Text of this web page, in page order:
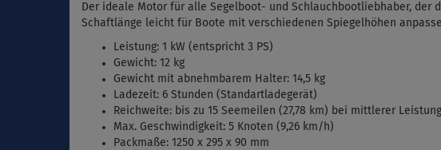
Der ideale Motor für alle Segelboot- und Schlauchbootliebhaber,
Schaftlänge leicht für Boote mit verschiedenen Spiegelhöhen
Leistung: 1 kW (entspricht 3 PS)
Gewicht: 12 kg
Gewicht mit abnehmbarem Halter: 14,5 kg
Ladezeit: 6 Stunden (Standartladegerät)
Reichweite: bis zu 15 Seemeilen (27,78 km) bei mittlerer Leistung
Max. Geschwindigkeit: 5 Knoten (9,26 km/h)
Packmaße: 1250 x 295 x 90 mm